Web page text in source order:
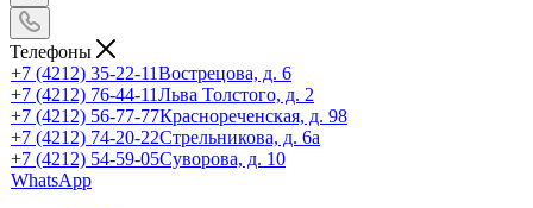
Телефоны
+7 (4212) 35-22-11Вострецова, д. 6
+7 (4212) 76-44-11Льва Толстого, д. 2
+7 (4212) 56-77-77Краснореченская, д. 98
+7 (4212) 74-20-22Стрельникова, д. 6а
+7 (4212) 54-59-05Суворова, д. 10
WhatsApp